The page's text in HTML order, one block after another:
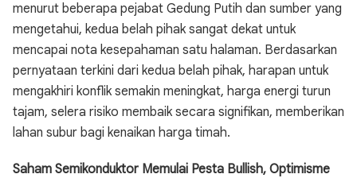
menurut beberapa pejabat Gedung Putih dan sumber yang
mengetahui, kedua belah pihak sangat dekat untuk
mencapai nota kesepahaman satu halaman. Berdasarkan
pernyataan terkini dari kedua belah pihak, harapan untuk
mengakhiri konflik semakin meningkat, harga energi turun
tajam, selera risiko membaik secara signifikan, memberikan
lahan subur bagi kenaikan harga timah.
Saham Semikonduktor Memulai Pesta Bullish, Optimisme